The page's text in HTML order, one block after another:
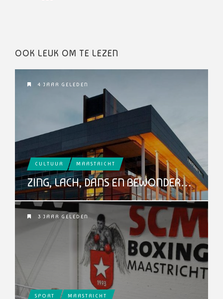
OOK LEUK OM TE LEZEN
4 JAAR GELEDEN
CULTUUR MAASTRICHT
ZING, LACH, DANS EN BEWONDER…
3 JAAR GELEDEN
SPORT MAASTRICHT